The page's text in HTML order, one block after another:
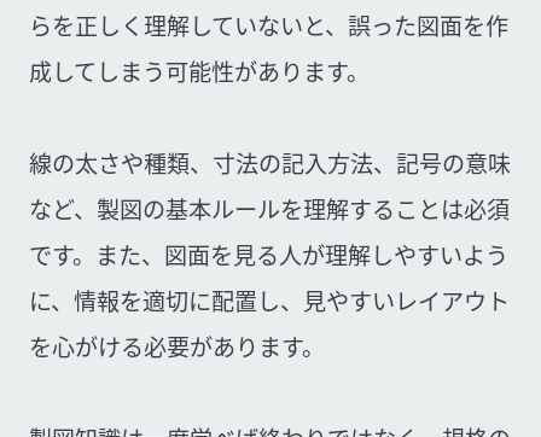
らを正しく理解していないと、誤った図面を作
成してしまう可能性があります。
線の太さや種類、寸法の記入方法、記号の意味
など、製図の基本ルールを理解することは必須
です。また、図面を見る人が理解しやすいよう
に、情報を適切に配置し、見やすいレイアウト
を心がける必要があります。